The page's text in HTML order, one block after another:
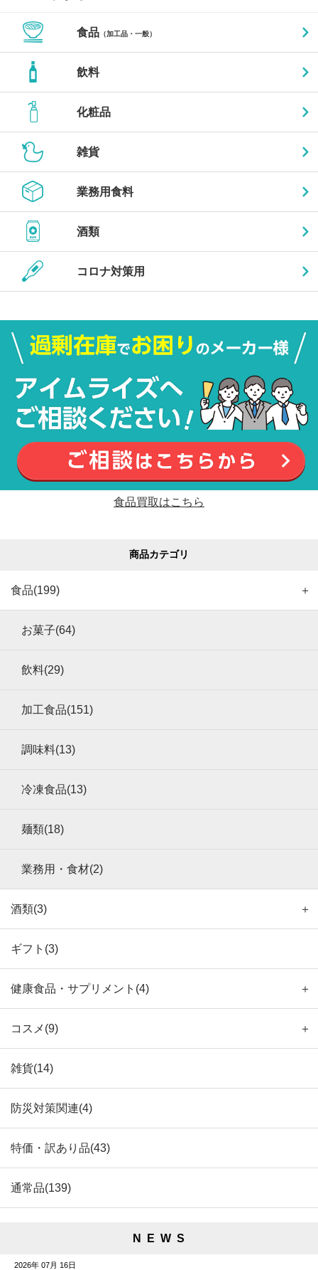
食品（加工品・一般）
飲料
化粧品
雑貨
業務用食料
酒類
コロナ対策用
食品買取はこちら
商品カテゴリ
食品(199) ＋
お菓子(64)
飲料(29)
加工食品(151)
調味料(13)
冷凍食品(13)
麺類(18)
業務用・食材(2)
酒類(3) ＋
ギフト(3)
健康食品・サプリメント(4) ＋
コスメ(9) ＋
雑貨(14)
防災対策関連(4)
特価・訳あり品(43)
通常品(139)
N E W S
2026年 07月 16日